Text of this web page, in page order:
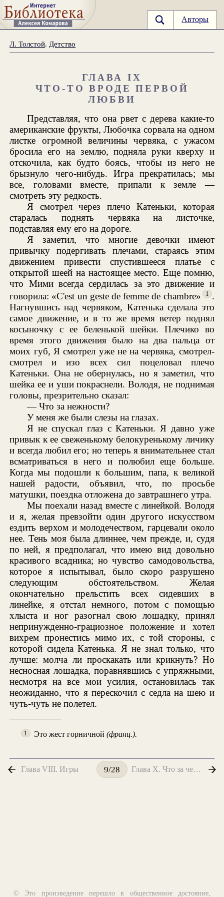
Авторы
Л. Толстой. Детство
ГЛАВА IX
ЧТО-ТО ВРОДЕ ПЕРВОЙ
ЛЮБВИ
Представляя, что она рвет с дерева какие-то
американские фрукты, Любочка сорвала на одном
листке огромной величины червяка, с ужасом
бросила его на землю, подняла руки кверху и
отскочила, как будто боясь, чтобы из него не
брызнуло чего-нибудь. Игра прекратилась; мы
все, головами вместе, припали к земле —
смотреть эту редкость.
Я смотрел через плечо Катеньки, которая
старалась поднять червяка на листочке,
подставляя ему его на дороге.
Я заметил, что многие девочки имеют
привычку подергивать плечами, стараясь этим
движением привести спустившееся платье с
открытой шеей на настоящее место. Еще помню,
что Мими всегда сердилась за это движение и
говорила: «C'est un geste de femme de chambre»
1
.
Нагнувшись над червяком, Катенька сделала это
самое движение, и в то же время ветер поднял
косыночку с ее беленькой шейки. Плечико во
время этого движения было на два пальца от
моих губ, Я смотрел уже не на червяка, смотрел-
смотрел и изо всех сил поцеловал плечо
Катеньки. Она не обернулась, но я заметил, что
шейка ее и уши покраснели. Володя, не поднимая
головы, презрительно сказал:
— Что за нежности?
У меня же были слезы на глазах.
Я не спускал глаз с Катеньки. Я давно уже
привык к ее свеженькому белокуренькому личику
и всегда любил его; но теперь я внимательнее стал
всматриваться в него и полюбил еще больше.
Когда мы подошли к большим, папа, к великой
нашей радости, объявил, что, по просьбе
матушки, поездка отложена до завтрашнего утра.
Мы поехали назад вместе с линейкой. Володя
и я, желая превзойти один другого искусством
ездить верхом и молодечеством, гарцевали около
нее. Тень моя была длиннее, чем прежде, и, судя
по ней, я предполагал, что имею вид довольно
красивого всадника; но чувство самодовольства,
которое я испытывал, было скоро разрушено
следующим обстоятельством. Желая
окончательно прельстить всех сидевших в
линейке, я отстал немного, потом с помощью
хлыста и ног разогнал свою лошадку, принял
непринужденно-грациозное положение и хотел
вихрем пронестись мимо их, с той стороны, с
которой сидела Катенька. Я не знал только, что
лучше: молча ли проскакать или крикнуть? Но
несносная лошадка, поравнявшись с упряжными,
несмотря на все мои усилия, остановилась так
неожиданно, что я перескочил с седла на шею и
чуть-чуть не полетел.
1 Это жест горничной(франц.).
Глава VIII. Игры 9/28 Глава X. Что за человек был мой отец?
© Это произведение перешло в общественное достояние,